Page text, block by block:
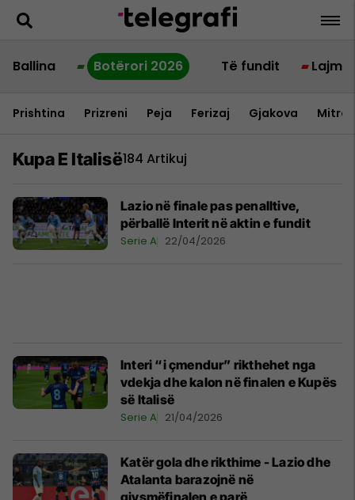
Ballina Botërori 2026 Të fundit Lajme
Prishtina Prizreni Peja Ferizaj Gjakova
Kupa E Italisë184 Artikuj
Lazio në finale pas penalltive,
përballë Interit në aktin e fundit
Serie A 22/04/2026
Interi “i çmendur” rikthehet nga
vdekja dhe kalon në finalen e Kupës
së Italisë
Serie A 21/04/2026
Katër gola dhe rikthime - Lazio dhe
Atalanta barazojnë në
gjysmëfinalen e parë